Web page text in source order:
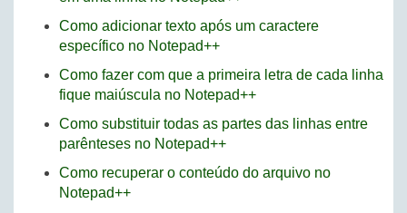
Como adicionar texto após um caractere
específico no Notepad++
Como fazer com que a primeira letra de cada linha
fique maiúscula no Notepad++
Como substituir todas as partes das linhas entre
parênteses no Notepad++
Como recuperar o conteúdo do arquivo no
Notepad++